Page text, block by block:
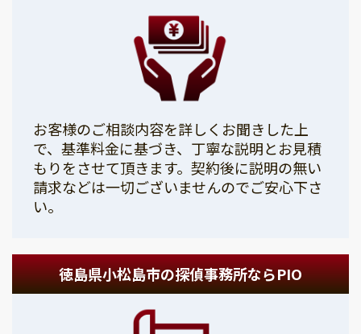
お客様のご相談内容を詳しくお聞きした上
で、基準料金に基づき、丁寧な説明とお見積
もりをさせて頂きます。契約後に説明の無い
請求などは一切ございませんのでご安心下さ
い。
徳島県小松島市の探偵事務所ならPIO